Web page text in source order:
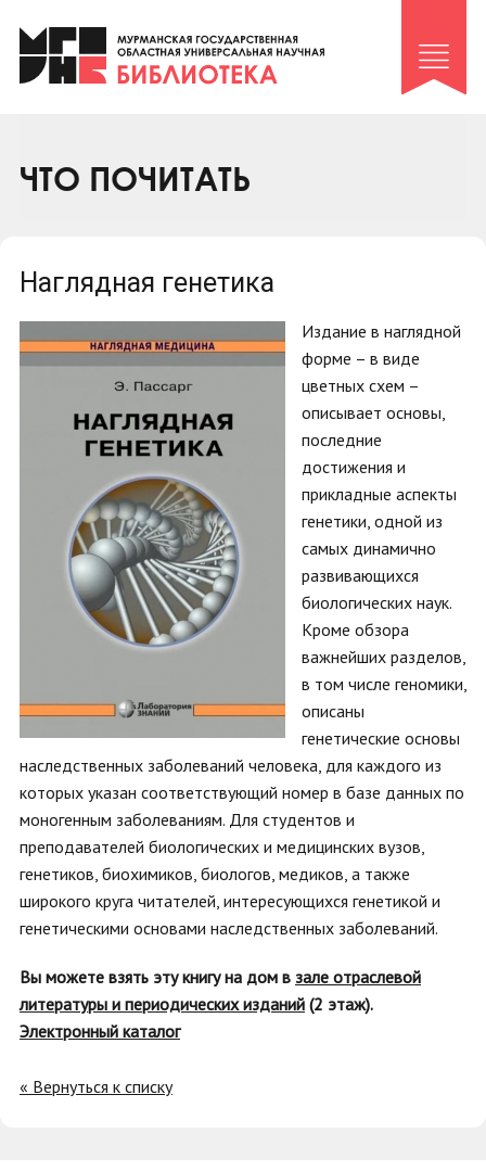
Клуб «Гиря и сельдерей»
Клуб «Семейный архив»
Коллегам
ЧТО ПОЧИТАТЬ
Наглядная генетика
Издание в наглядной
форме – в виде
цветных схем –
описывает основы,
последние
достижения и
прикладные аспекты
генетики, одной из
самых динамично
развивающихся
биологических наук.
Кроме обзора
важнейших разделов,
в том числе геномики,
описаны
генетические основы
наследственных заболеваний человека, для каждого из
которых указан соответствующий номер в базе данных по
моногенным заболеваниям. Для студентов и
преподавателей биологических и медицинских вузов,
генетиков, биохимиков, биологов, медиков, а также
широкого круга читателей, интересующихся генетикой и
генетическими основами наследственных заболеваний.
Вы можете взять эту книгу на дом в зале отраслевой
литературы и периодических изданий (2 этаж).
Электронный каталог
« Вернуться к списку